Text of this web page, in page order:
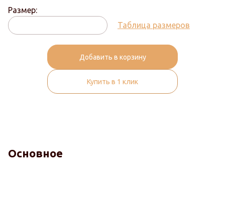
Размер:
Таблица размеров
Добавить в корзину
Купить в 1 клик
Основное